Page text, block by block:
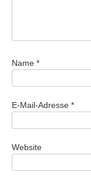
Name *
E-Mail-Adresse *
Website